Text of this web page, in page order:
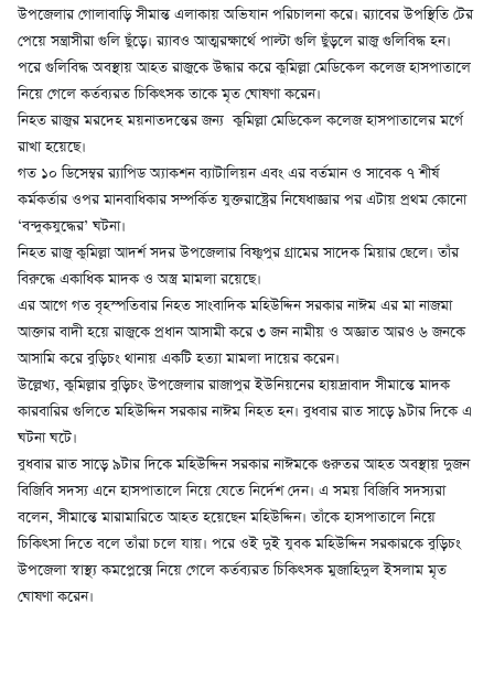
উপজেলার গোলাবাড়ি সীমান্ত এলাকায় অভিযান পরিচালনা করে। র‌্যাবের উপস্থিতি টের
পেয়ে সন্ত্রাসীরা গুলি ছুঁড়ে। র‌্যাবও আত্মরক্ষার্থে পাল্টা গুলি ছুঁড়লে রাজু গুলিবিদ্ধ হন।
পরে গুলিবিদ্ধ অবস্থায় আহত রাজুকে উদ্ধার করে কুমিল্লা মেডিকেল কলেজ হাসপাতালে
নিয়ে গেলে কর্তব্যরত চিকিৎসক তাকে মৃত ঘোষণা করেন।
নিহত রাজুর মরদেহ ময়নাতদন্তের জন্য কুমিল্লা মেডিকেল কলেজ হাসপাতালের মর্গে
রাখা হয়েছে।
গত ১০ ডিসেম্বর র‍্যাপিড অ্যাকশন ব্যাটালিয়ন এবং এর বর্তমান ও সাবেক ৭ শীর্ষ
কর্মকর্তার ওপর মানবাধিকার সম্পর্কিত যুক্তরাষ্ট্রের নিষেধাজ্ঞার পর এটায় প্রথম কোনো
‘বন্দুকযুদ্ধের’ ঘটনা।
নিহত রাজু কুমিল্লা আদর্শ সদর উপজেলার বিষ্ণুপুর গ্রামের সাদেক মিয়ার ছেলে। তাঁর
বিরুদ্ধে একাধিক মাদক ও অস্ত্র মামলা রয়েছে।
এর আগে গত বৃহস্পতিবার নিহত সাংবাদিক মহিউদ্দিন সরকার নাঈম এর মা নাজমা
আক্তার বাদী হয়ে রাজুকে প্রধান আসামী করে ৩ জন নামীয় ও অজ্ঞাত আরও ৬ জনকে
আসামি করে বুড়িচং থানায় একটি হত্যা মামলা দায়ের করেন।
উল্লেখ্য, কুমিল্লার বুড়িচং উপজেলার রাজাপুর ইউনিয়নের হায়দ্রাবাদ সীমান্তে মাদক
কারবারির গুলিতে মহিউদ্দিন সরকার নাঈম নিহত হন। বুধবার রাত সাড়ে ৯টার দিকে এ
ঘটনা ঘটে।
বুধবার রাত সাড়ে ৯টার দিকে মহিউদ্দিন সরকার নাঈমকে গুরুতর আহত অবস্থায় দুজন
বিজিবি সদস্য এনে হাসপাতালে নিয়ে যেতে নির্দেশ দেন। এ সময় বিজিবি সদস্যরা
বলেন, সীমান্তে মারামারিতে আহত হয়েছেন মহিউদ্দিন। তাঁকে হাসপাতালে নিয়ে
চিকিৎসা দিতে বলে তাঁরা চলে যায়। পরে ওই দুই যুবক মহিউদ্দিন সরকারকে বুড়িচং
উপজেলা স্বাস্থ্য কমপ্লেক্সে নিয়ে গেলে কর্তব্যরত চিকিৎসক মুজাহিদুল ইসলাম মৃত
ঘোষণা করেন।